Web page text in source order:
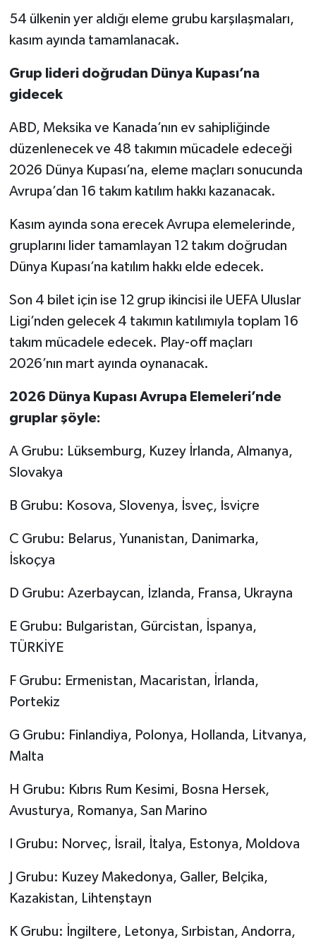
54 ülkenin yer aldığı eleme grubu karşılaşmaları,
kasım ayında tamamlanacak.
Grup lideri doğrudan Dünya Kupası’na
gidecek
ABD, Meksika ve Kanada’nın ev sahipliğinde
düzenlenecek ve 48 takımın mücadele edeceği
2026 Dünya Kupası’na, eleme maçları sonucunda
Avrupa’dan 16 takım katılım hakkı kazanacak.
Kasım ayında sona erecek Avrupa elemelerinde,
gruplarını lider tamamlayan 12 takım doğrudan
Dünya Kupası’na katılım hakkı elde edecek.
Son 4 bilet için ise 12 grup ikincisi ile UEFA Uluslar
Ligi’nden gelecek 4 takımın katılımıyla toplam 16
takım mücadele edecek. Play-off maçları
2026’nın mart ayında oynanacak.
2026 Dünya Kupası Avrupa Elemeleri’nde
gruplar şöyle:
A Grubu: Lüksemburg, Kuzey İrlanda, Almanya,
Slovakya
B Grubu: Kosova, Slovenya, İsveç, İsviçre
C Grubu: Belarus, Yunanistan, Danimarka,
İskoçya
D Grubu: Azerbaycan, İzlanda, Fransa, Ukrayna
E Grubu: Bulgaristan, Gürcistan, İspanya,
TÜRKİYE
F Grubu: Ermenistan, Macaristan, İrlanda,
Portekiz
G Grubu: Finlandiya, Polonya, Hollanda, Litvanya,
Malta
H Grubu: Kıbrıs Rum Kesimi, Bosna Hersek,
Avusturya, Romanya, San Marino
I Grubu: Norveç, İsrail, İtalya, Estonya, Moldova
J Grubu: Kuzey Makedonya, Galler, Belçika,
Kazakistan, Lihtenştayn
K Grubu: İngiltere, Letonya, Sırbistan, Andorra,